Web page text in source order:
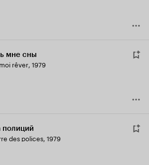
мне сны
rêver, 1979
полиций
des polices, 1979